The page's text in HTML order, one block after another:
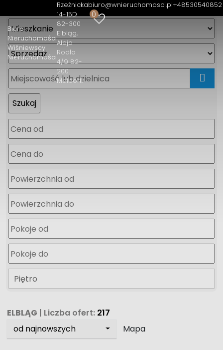
Biuro
Nieruchomości
Wiśniewscy
Nieruchomości
Rzeźnicka
14-15D
82-300
Elbląg
Aleja
Rodła
4/9 82-
200
Malbork
biuro@wnieruchomosci.pl+48530540852
0
Piętro
ELBLĄG | Liczba ofert: 217
od najnowszych
Mapa